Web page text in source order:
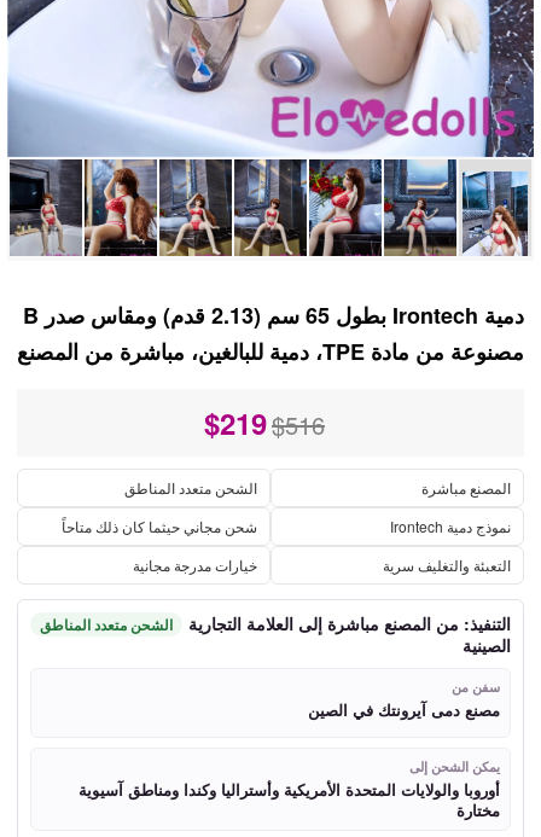
دمية Irontech بطول 65 سم (2.13 قدم) ومقاس صدر B
مصنوعة من مادة TPE، دمية للبالغين، مباشرة من المصنع
$516
$219
المصنع مباشرة
الشحن متعدد المناطق
نموذج دمية Irontech
شحن مجاني حيثما كان ذلك متاحاً
التعبئة والتغليف سرية
خيارات مدرجة مجانية
التنفيذ: من المصنع مباشرة إلى العلامة التجارية
الصينية
الشحن متعدد المناطق
سفن من
مصنع دمى آيرونتك في الصين
يمكن الشحن إلى
أوروبا والولايات المتحدة الأمريكية وأستراليا وكندا ومناطق آسيوية
مختارة